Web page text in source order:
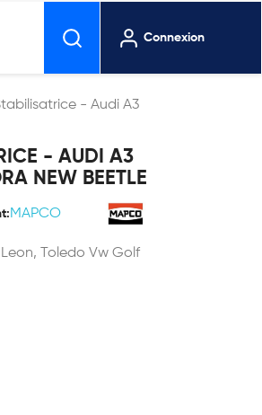
Connexion
- Audi A3
- AUDI A3
NEW BEETLE
MAPCO
Toledo Vw Golf